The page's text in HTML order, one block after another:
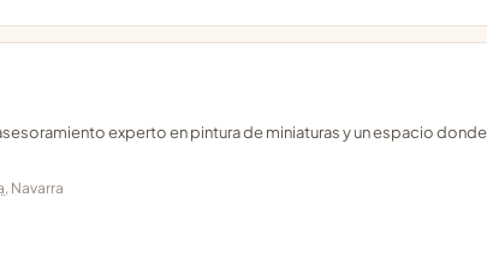
experto en pintura de miniaturas y un espacio
, Navarra